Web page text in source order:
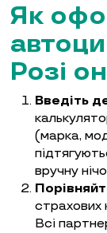
Як
Розі
Введіть
(марка,
вручну
страхових
Всі